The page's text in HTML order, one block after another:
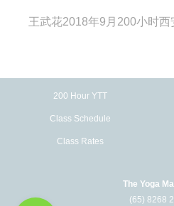
王武花2018年9月200小时西
200 Hour YTT
Class Schedule
Class Rates
The Yoga
(65) 8268